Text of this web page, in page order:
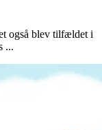
også blev tilfældet i
...